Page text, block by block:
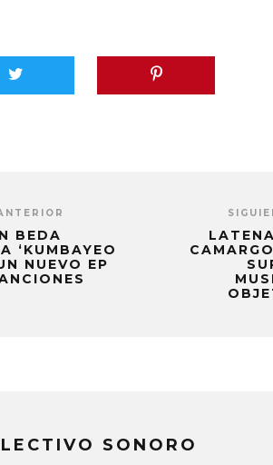
BEDA
‘KUMBAYEO
NUEVO EP
SONORO